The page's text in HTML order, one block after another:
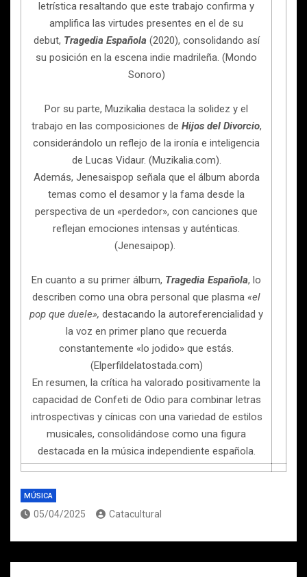
letrística resaltando que este trabajo confirma y
amplifica las virtudes presentes en el de su
debut, Tragedia Española (2020), consolidando así
su posición en la escena indie madrileña. (Mondo
Sonoro)
Por su parte, Muzikalia destaca la solidez y el
trabajo en las composiciones de Hijos del Divorcio,
considerándolo un reflejo de la ironía e inteligencia
de Lucas Vidaur. (Muzikalia.com).
Además, Jenesaispop señala que el álbum aborda
temas como el desamor y la fama desde la
perspectiva de un «perdedor», con canciones que
reflejan emociones intensas y auténticas.
(Jenesaipop).
En cuanto a su primer álbum, Tragedia Española, lo
describen como una obra personal que plasma «el
pop que duele», destacando la autoreferencialidad y
la voz en primer plano que recuerda
constantemente «lo jodido» que estás.
(Elperfildelatostada.com)
En resumen, la crítica ha valorado positivamente la
capacidad de Confeti de Odio para combinar letras
introspectivas y cínicas con una variedad de estilos
musicales, consolidándose como una figura
destacada en la música independiente española.
MÚSICA
05/04/2025 Catacultural